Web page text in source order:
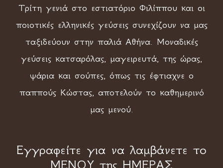
Τρίτη γενιά στο εστιατόριο Φιλίππου και οι
ποιοτικές ελληνικές γεύσεις συνεχίζουν να μας
ταξιδεύουν στην παλιά Αθήνα. Μοναδικές
γεύσεις κατσαρόλας, μαγειρευτά, της ώρας,
ψάρια και σούπες, όπως τις έφτιαχνε ο
παππούς Κώστας, αποτελούν το καθημερινό
μας μενού.
Εγγραφείτε για να λαμβάνετε το
ΜΕΝΟΥ της ΗΜΕΡΑΣ